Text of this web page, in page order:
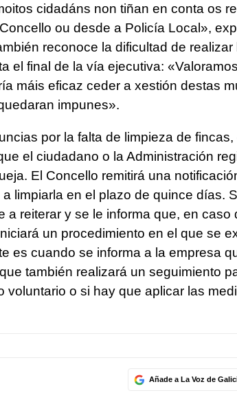
cidadáns non tiñan en conta os
ou desde a Policía Local»,
reconoce la dificultad de
el final de la vía ejecutiva:
máis eficaz ceder a xestión destas
impunes».
por la falta de limpieza de
el ciudadano o la Administración
El Concello remitirá una
limpiarla en el plazo de quince días.
a reiterar y se le informa que, en caso
un procedimiento en el que se
es cuando se informa a la empresa
también realizará un seguimiento
voluntario o si hay que aplicar las
Añade a La Voz de